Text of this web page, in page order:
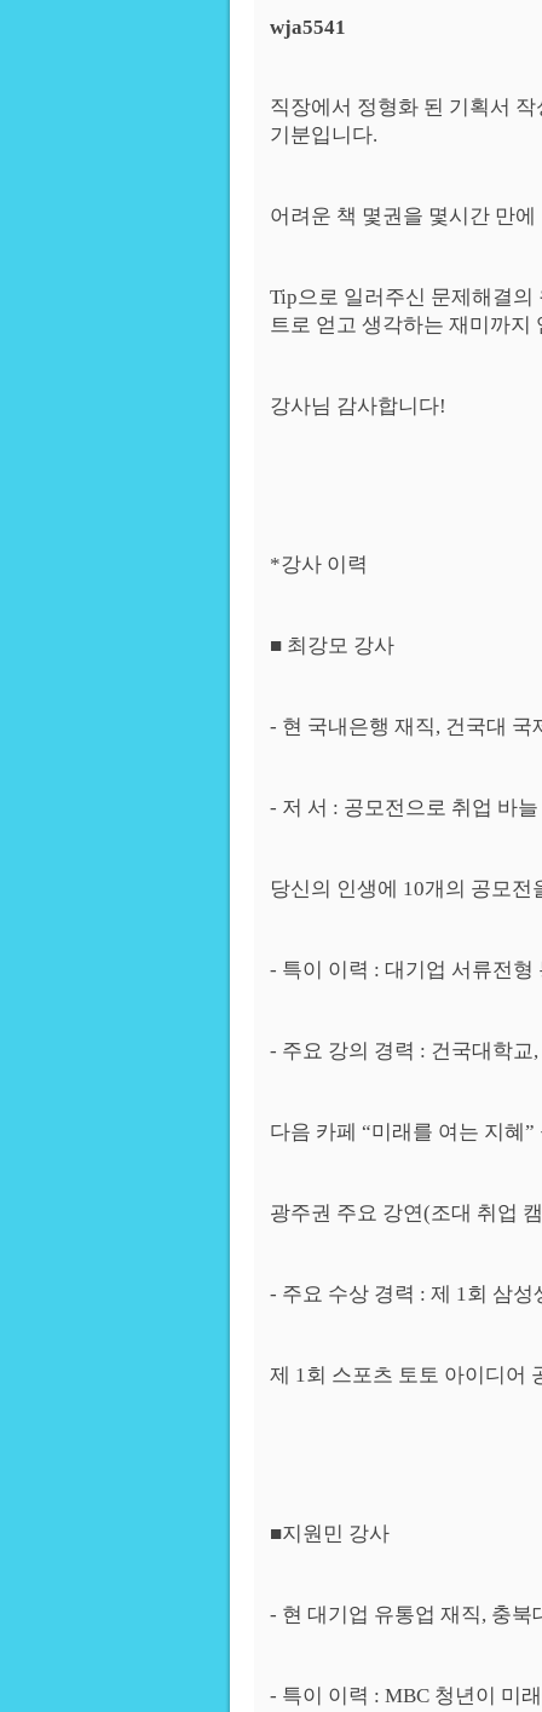
wja5541
직장에서 정형화 된 기획서
기분입니다.
어려운 책 몇권을 몇시간 만
Tip으로 일러주신 문제해결
트로 얻고 생각하는 재미까지
강사님 감사합니다!
*강사 이력
■ 최강모 강사
- 현 국내은행 재직, 건국대
- 저 서 : 공모전으로 취업 바
당신의 인생에 10개의 공모
- 특이 이력 : 대기업 서류전형
- 주요 강의 경력 : 건국대학
다음 카페 “미래를 여는 지혜
광주권 주요 강연(조대 취업
- 주요 수상 경력 : 제 1회 삼
제 1회 스포츠 토토 아이디어
■지원민 강사
- 현 대기업 유통업 재직, 충
- 특이 이력 : MBC 청년이 미